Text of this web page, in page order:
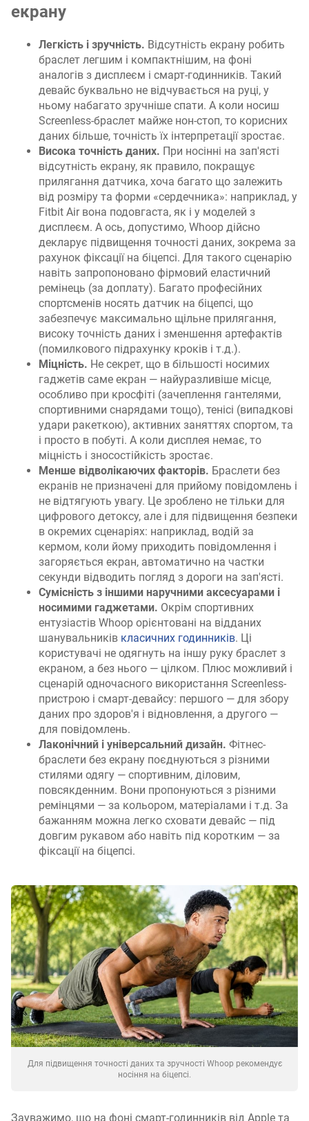
екрану
Легкість і зручність. Відсутність екрану робить
браслет легшим і компактнішим, на фоні
аналогів з дисплеєм і смарт-годинників. Такий
девайс буквально не відчувається на руці, у
ньому набагато зручніше спати. А коли носиш
Screenless-браслет майже нон-стоп, то корисних
даних більше, точність їх інтерпретації зростає.
Висока точність даних. При носінні на зап'ясті
відсутність екрану, як правило, покращує
прилягання датчика, хоча багато що залежить
від розміру та форми «сердечника»: наприклад, у
Fitbit Air вона подовгаста, як і у моделей з
дисплеєм. А ось, допустимо, Whoop дійсно
декларує підвищення точності даних, зокрема за
рахунок фіксації на біцепсі. Для такого сценарію
навіть запропоновано фірмовий еластичний
ремінець (за доплату). Багато професійних
спортсменів носять датчик на біцепсі, що
забезпечує максимально щільне прилягання,
високу точність даних і зменшення артефактів
(помилкового підрахунку кроків і т.д.).
Міцність. Не секрет, що в більшості носимих
гаджетів саме екран — найуразливіше місце,
особливо при кросфіті (зачеплення гантелями,
спортивними снарядами тощо), тенісі (випадкові
удари ракеткою), активних заняттях спортом, та
і просто в побуті. А коли дисплея немає, то
міцність і зносостійкість зростає.
Менше відволікаючих факторів. Браслети без
екранів не призначені для прийому повідомлень і
не відтягують увагу. Це зроблено не тільки для
цифрового детоксу, але і для підвищення безпеки
в окремих сценаріях: наприклад, водій за
кермом, коли йому приходить повідомлення і
загоряється екран, автоматично на частки
секунди відводить погляд з дороги на зап'ясті.
Сумісність з іншими наручними аксесуарами і
носимими гаджетами. Окрім спортивних
ентузіастів Whoop орієнтовані на відданих
шанувальників класичних годинників. Ці
користувачі не одягнуть на іншу руку браслет з
екраном, а без нього — цілком. Плюс можливий і
сценарій одночасного використання Screenless-
пристрою і смарт-девайсу: першого — для збору
даних про здоров'я і відновлення, а другого —
для повідомлень.
Лаконічний і універсальний дизайн. Фітнес-
браслети без екрану поєднуються з різними
стилями одягу — спортивним, діловим,
повсякденним. Вони пропонуються з різними
ремінцями — за кольором, матеріалами і т.д. За
бажанням можна легко сховати девайс — під
довгим рукавом або навіть під коротким — за
фіксації на біцепсі.
Для підвищення точності даних та зручності Whoop рекомендує
носіння на біцепсі.
Зауважимо, що на фоні смарт-годинників від Apple та